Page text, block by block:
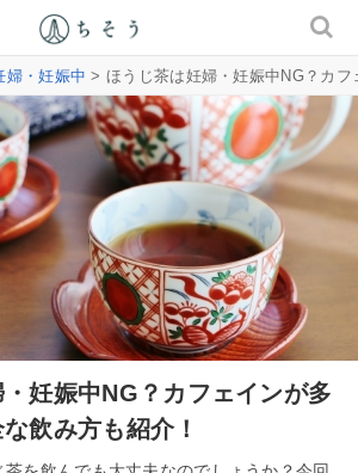
婦・妊娠中 > ほうじ茶は妊婦・妊娠中NG？カ
妊娠中NG？カフェインが多
飲み方も紹介！